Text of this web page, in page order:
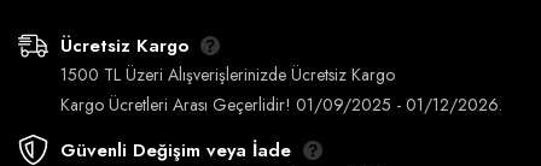
Ücretsiz Kargo
1500 TL Üzeri Alışverişlerinizde Ücretsiz Kargo
Kargo Ücretleri Arası Geçerlidir! 01/09/2025 - 01/12/2026.
Güvenli Değişim veya İade